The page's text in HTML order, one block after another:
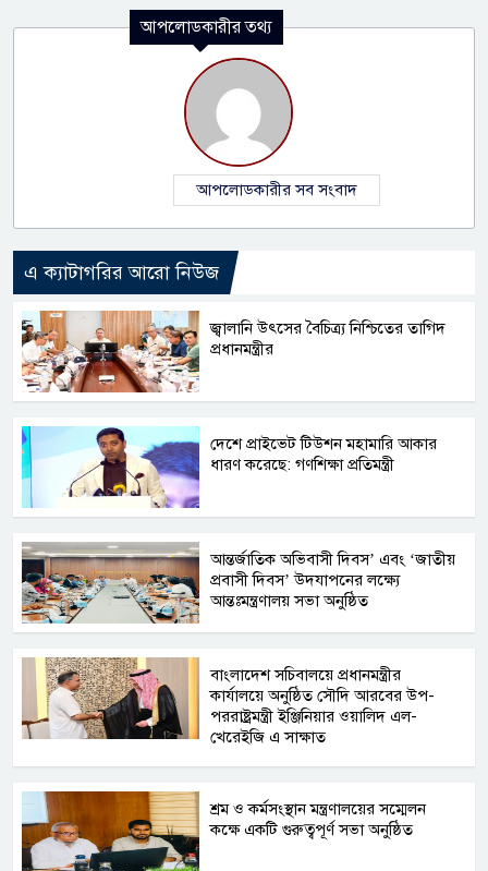
আপলোডকারীর তথ্য
আপলোডকারীর সব সংবাদ
এ ক্যাটাগরির আরো নিউজ
জ্বালানি উৎসের বৈচিত্র্য নিশ্চিতের তাগিদ
প্রধানমন্ত্রীর
দেশে প্রাইভেট টিউশন মহামারি আকার
ধারণ করেছে: গণশিক্ষা প্রতিমন্ত্রী
আন্তর্জাতিক অভিবাসী দিবস’ এবং ‘জাতীয়
প্রবাসী দিবস’ উদযাপনের লক্ষ্যে
আন্তঃমন্ত্রণালয় সভা অনুষ্ঠিত
বাংলাদেশ সচিবালয়ে প্রধানমন্ত্রীর
কার্যালয়ে অনুষ্ঠিত সৌদি আরবের উপ-
পররাষ্ট্রমন্ত্রী ইঞ্জিনিয়ার ওয়ালিদ এল-
খেরেইজি এ সাক্ষাত
শ্রম ও কর্মসংস্থান মন্ত্রণালয়ের সম্মেলন
কক্ষে একটি গুরুত্বপূর্ণ সভা অনুষ্ঠিত